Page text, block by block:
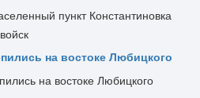
на востоке Любицкого